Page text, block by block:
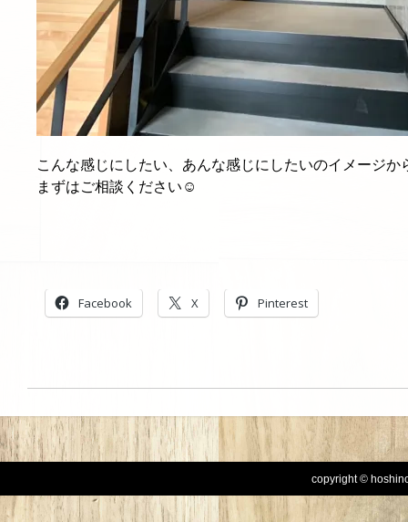
こんな感じにしたい、あんな感じにしたいのイメージ
まずはご相談ください☺︎
Facebook X Pinterest
copyright ©